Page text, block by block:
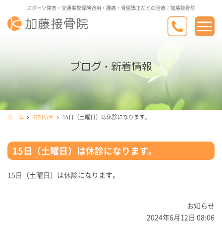
スポーツ障害・交通事故保険適用・腰痛・骨盤矯正などの治療｜加藤接骨院
ホーム お知らせ 15日（土曜日）は休診になります。
15日（土曜日）は休診になります。
15日（土曜日）は休診になります。
お知らせ
2024年6月12日 08:06